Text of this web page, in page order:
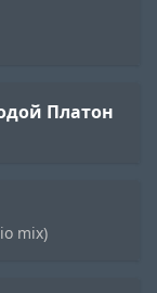
Платон
mix)